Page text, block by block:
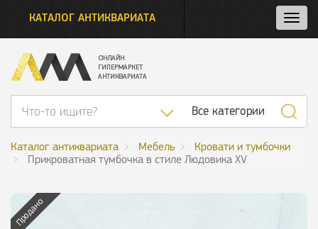
и
КАТАЛОГ АНТИКВАРИАТА
Список
Все категории
Каталог антиквариата Мебель
Кровати и тумбочки
Прикроватная тумбочка в стиле Людовика XV
Продано